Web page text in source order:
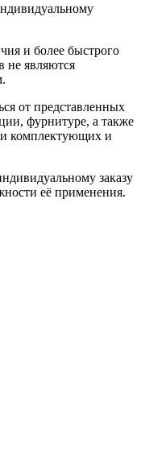
и более быстрого
не являются
от представленных
фурнитуре, а также
комплектующих и
заказу
её применения.